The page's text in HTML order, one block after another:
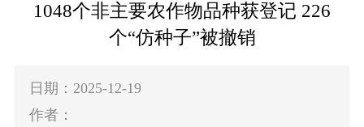
1048个非主要农作物品种获登记 226
个“仿种子”被撤销
日期：2025-12-19
作者：